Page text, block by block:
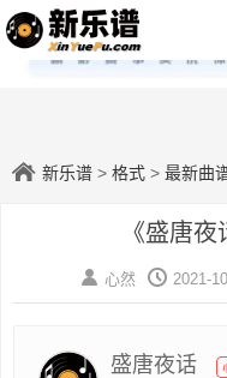
新乐谱 > 格式 > 最新曲
《盛唐
心然 2021-
盛唐夜话